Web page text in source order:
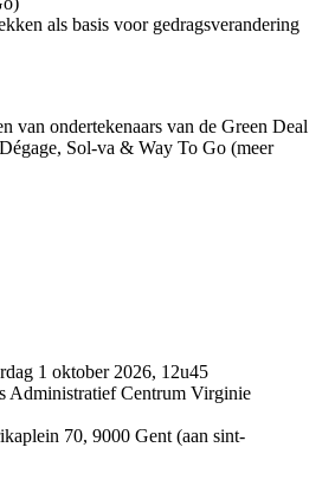
als basis voor gedragsverandering
van ondertekenaars van de Green Deal
Sol-va & Way To Go (meer
1 oktober 2026, 12u45
Administratief Centrum Virginie
70, 9000 Gent (aan sint-